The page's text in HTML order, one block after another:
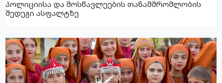
პოლიციისა და მოსწავლეების თანამშრომლობის
შედეგი ასფალტზე